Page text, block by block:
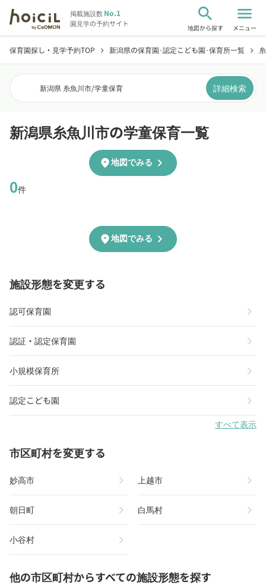
掲載施設数No.1
園見学の予約サイト
search
地図から探す
menu
メニュー
保育園探し・見学予約TOP chevron_right 新潟県の保育園･認定こども園･保育所一覧 chevron_right
新潟県 糸魚川市/学童保育 詳細検索
新潟県糸魚川市の学童保育一覧
0件
location_on地図でみる chevron_right
location_on地図でみる chevron_right
施設形態を変更する
認可保育園 chevron_right
認証・認定保育園 chevron_right
小規模保育所 chevron_right
認定こども園 chevron_right
すべて表示
市区町村を変更する
妙高市 chevron_right 上越市 chevron_right
朝日町 chevron_right 白馬村 chevron_right
小谷村 chevron_right
他の市区町村からすべての施設形態を探す